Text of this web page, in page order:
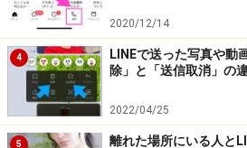
家族や親戚と「今度の旅行はどこ
めるのにもいいでしょう。「温泉
ィブにスキー！／やっぱり京都で
に並べておけば、コメントで「い
海外に行こう！」と言い出す人が
2020/12/14
4
LINEで送った写真や動
除」と「送信取消」の
2022/04/25
5
離れた場所にいる人と